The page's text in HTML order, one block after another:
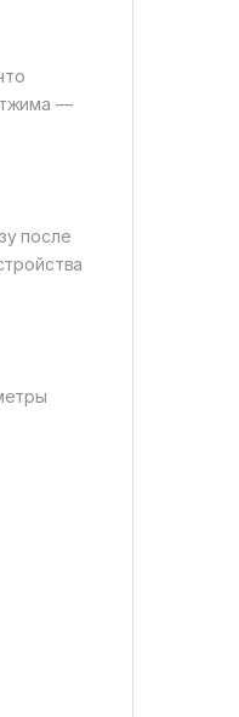
—
после